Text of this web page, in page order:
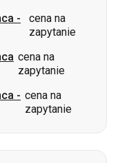
-
cena na
zapytanie
Liszta
cena na